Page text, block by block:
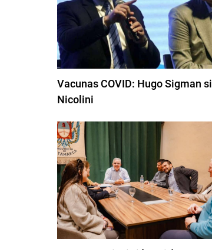
Vacunas COVID: Hugo Sigman
Nicolini